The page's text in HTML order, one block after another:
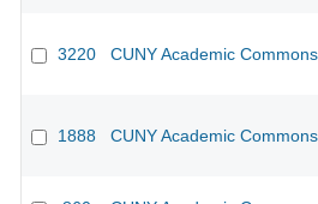
3220 CUNY Academic Commons
1888 CUNY Academic Commons